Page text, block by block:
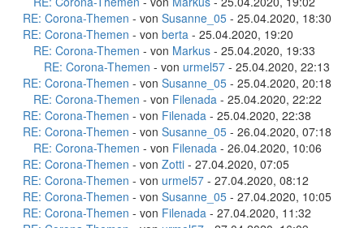
RE: Corona-Themen - von Susanne_05 - 25.04.2020, 18:30
RE: Corona-Themen - von berta - 25.04.2020, 19:20
RE: Corona-Themen - von Markus - 25.04.2020, 19:33
RE: Corona-Themen - von urmel57 - 25.04.2020, 22:13
RE: Corona-Themen - von Susanne_05 - 25.04.2020, 20:18
RE: Corona-Themen - von Filenada - 25.04.2020, 22:22
RE: Corona-Themen - von Filenada - 25.04.2020, 22:38
RE: Corona-Themen - von Susanne_05 - 26.04.2020, 07:18
RE: Corona-Themen - von Filenada - 26.04.2020, 10:06
RE: Corona-Themen - von Zotti - 27.04.2020, 07:05
RE: Corona-Themen - von urmel57 - 27.04.2020, 08:12
RE: Corona-Themen - von Susanne_05 - 27.04.2020, 10:05
RE: Corona-Themen - von Filenada - 27.04.2020, 11:32